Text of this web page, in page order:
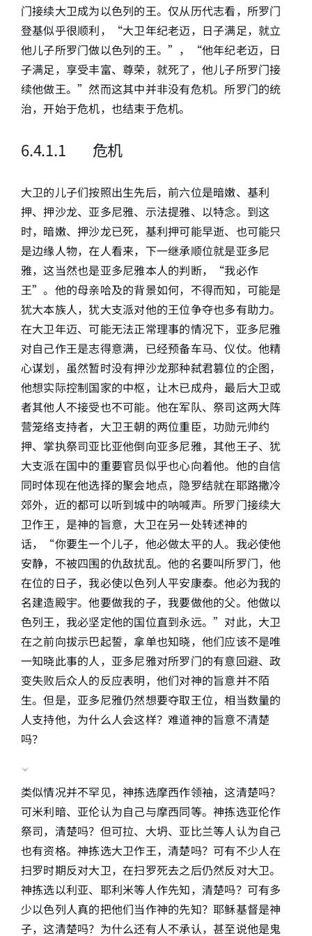
门接续大卫成为以色列的王。仅从历代志看，所罗门
登基似乎很顺利，“大卫年纪老迈，日子满足，就立
他儿子所罗门做以色列的王。”，“他年纪老迈，日
子满足，享受丰富、尊荣，就死了，他儿子所罗门接
续他做王。”然而这其中并非没有危机。所罗门的统
治，开始于危机，也结束于危机。
6.4.1.1 危机
大卫的儿子们按照出生先后，前六位是暗嫩、基利
押、押沙龙、亚多尼雅、示法提雅、以特念。到这
时，暗嫩、押沙龙已死，基利押可能早逝、也可能只
是边缘人物，在人看来，下一继承顺位就是亚多尼
雅，这当然也是亚多尼雅本人的判断，“我必作
王”。他的母亲哈及的背景如何，不得而知，可能是
犹大本族人，犹大支派对他的王位争夺也多有助力。
在大卫年迈、可能无法正常理事的情况下，亚多尼雅
对自己作王是志得意满，已经预备车马、仪仗。他精
心谋划，虽然暂时没有押沙龙那种弑君篡位的企图，
他想实际控制国家的中枢，让木已成舟，最后大卫或
者其他人不接受也不可能。他在军队、祭司这两大阵
营笼络支持者，大卫王朝的两位重臣，功勋元帅约
押、掌执祭司亚比亚他倒向亚多尼雅，其他王子、犹
大支派在国中的重要官员似乎也心向着他。他的自信
同时体现在他选择的聚会地点，隐罗结就在耶路撒冷
郊外，近的都可以听到城中的呐喊声。所罗门接续大
卫作王，是神的旨意，大卫在另一处转述神的
话，“你要生一个儿子，他必做太平的人。我必使他
安静，不被四围的仇敌扰乱。他的名要叫所罗门，他
在位的日子，我必使以色列人平安康泰。他必为我的
名建造殿宇。他要做我的子，我要做他的父。他做以
色列王，我必坚定他的国位直到永远。”对此，大卫
在之前向拔示巴起誓，拿单也知晓，他们应该不是唯
一知晓此事的人，亚多尼雅对所罗门的有意回避、政
变失败后众人的反应表明，他们对神的旨意并不陌
生。但是，亚多尼雅仍然想要夺取王位，相当数量的
人支持他，为什么人会这样？难道神的旨意不清楚
吗？
类似情况并不罕见，神拣选摩西作领袖，这清楚吗？
可米利暗、亚伦认为自己与摩西同等。神拣选亚伦作
祭司，清楚吗？但可拉、大坍、亚比兰等人认为自己
也有资格。神拣选大卫作王，清楚吗？可有不少人在
扫罗时期反对大卫，在扫罗死去之后仍然反对大卫。
神拣选以利亚、耶利米等人作先知，清楚吗？可有多
少以色列人真的把他们当作神的先知？耶稣基督是神
子，这清楚吗？为什么还有人不承认，甚至说他是鬼